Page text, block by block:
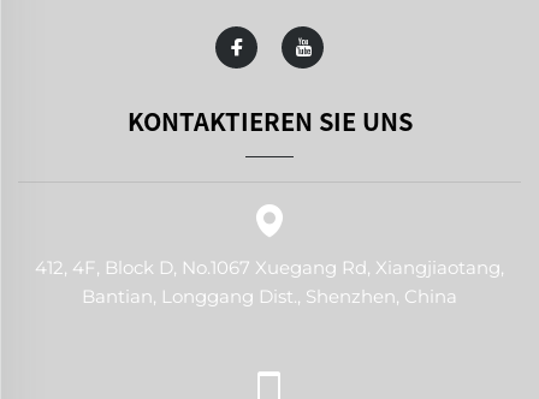
KONTAKTIEREN SIE UNS
412, 4F, Block D, No.1067 Xuegang Rd, Xiangjiaotang,
Bantian, Longgang Dist., Shenzhen, China